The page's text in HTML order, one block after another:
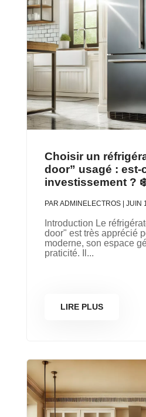
Choisir un
door” usagé : est-
investissement ?
PAR ADMINELECTROS| JUIN
Introduction Le
door" est très apprécié
moderne, son espace
praticité. Il...
LIRE PLUS